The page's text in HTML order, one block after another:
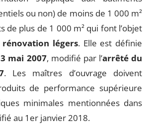
ou non) de moins de 1 000 m²
de plus de 1 000 m² qui font l’objet
légers. Elle est définie
mai 2007, modifié par l’arrêté du
. Les maîtres d’ouvrage doivent
de performance supérieure
minimales mentionnées dans
au 1er janvier 2018.